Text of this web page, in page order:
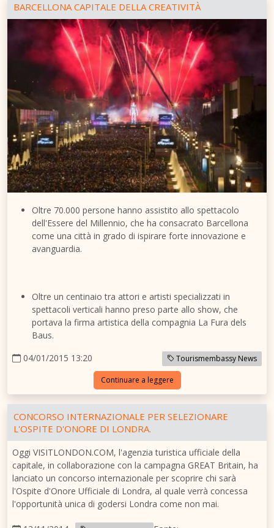
BARCELLONA CAPITALE DELLA CREATIVITÀ
Oltre 70.000 persone hanno assistito allo spettacolo
dell'Essere del Millennio, che ha consacrato Barcellona
come una città in grado di ispirare forte innovazione e
avanguardia.
Oltre un centinaio tra attori e artisti specializzati in
spettacoli verticali hanno preso parte allo show, che
portava la firma artistica della compagnia La Fura dels
Baus.
04/01/2015 13:20
Tourismembassy News
Continuare a leggere
CONCORSO INTERNAZIONALE PER SELEZIONARE
L'OSPITE D'ONORE DI LONDRA.
Oggi VISITLONDON.COM, l'agenzia turistica ufficiale della
capitale, in collaborazione con la campagna GREAT Britain, ha
lanciato un concorso internazionale per scoprire chi sarà
l'Ospite d'Onore Ufficiale di Londra, al quale verrà concessa
l'opportunità unica di godersi Londra come non mai.